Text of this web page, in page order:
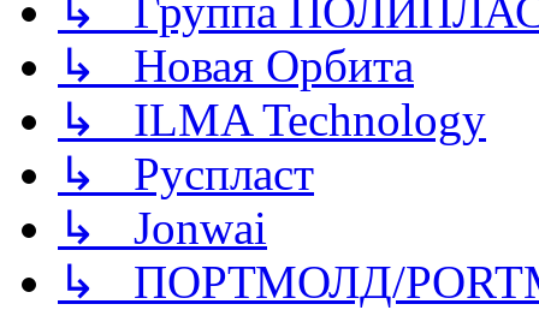
↳ Группа
↳ Новая Орбита
↳ ILMA Technology
↳ Руспласт
↳ Jonwai
↳ ПОРТМОЛД/